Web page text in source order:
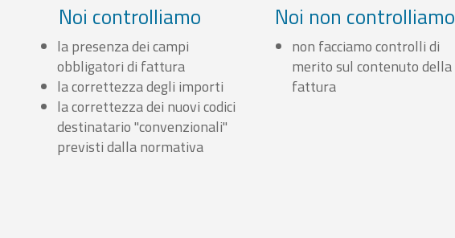
Noi controlliamo
la presenza dei campi
obbligatori di fattura
la correttezza degli importi
la correttezza dei nuovi codici
destinatario "convenzionali"
previsti dalla normativa
Noi non controlliamo
non facciamo controlli di
merito sul contenuto della
fattura